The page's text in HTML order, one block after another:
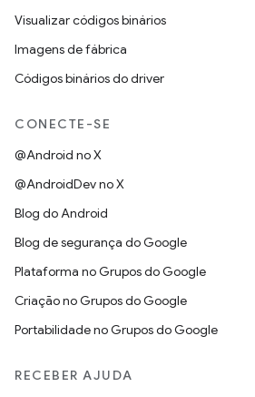
Visualizar códigos binários
Imagens de fábrica
Códigos binários do driver
CONECTE-SE
@Android no X
@AndroidDev no X
Blog do Android
Blog de segurança do Google
Plataforma no Grupos do Google
Criação no Grupos do Google
Portabilidade no Grupos do Google
RECEBER AJUDA